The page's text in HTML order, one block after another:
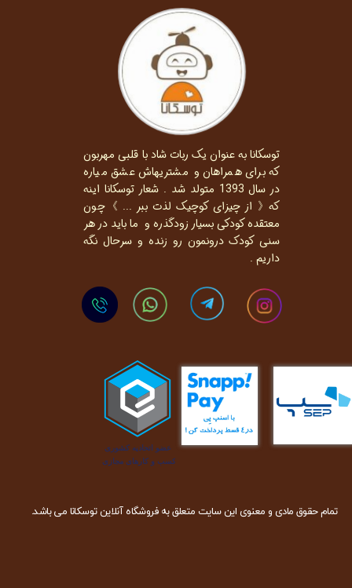
توسکانا به عنوان یک ربات شاد با قلبی مهربون
که برای همراهان و مشتریهاش عشق میاره
در سال 1393 متولد شد . شعار توسکانا اینه
که《 از چیزای کوچیک لذت ببر ... 》چون
معتقده کودکی بسیار زودگذره و ما باید در هر
سنی کودک درونمون رو زنده و سرحال نگه
داریم .
تمام حقوق مادی و معنوی این سایت متعلق به فروشگاه آنلاین توسکانا می باشد.